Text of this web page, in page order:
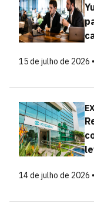
15 de julho de 2026
14 de julho de 2026